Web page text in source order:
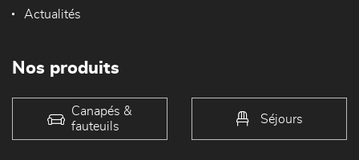
Actualités
Nos produits
Canapés &
fauteuils
Séjours